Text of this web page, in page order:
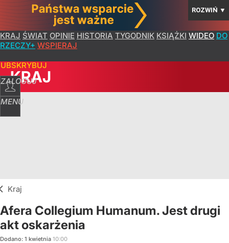
ROZWIŃ ▼
KRAJ ŚWIAT OPINIE HISTORIA TYGODNIK KSIĄŻKI WIDEO DO
RZECZY+ WSPIERAJ
ZALOGUJ
MENU
KRAJ
Kraj
Afera Collegium Humanum. Jest drugi
akt oskarżenia
Dodano: 1 kwietnia 10:00